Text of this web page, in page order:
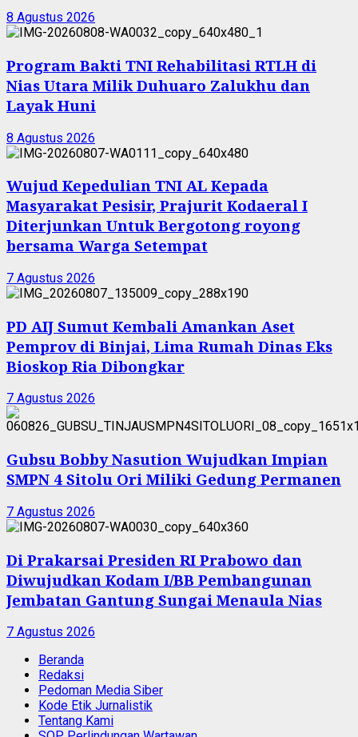
8 Agustus 2026
Program Bakti TNI Rehabilitasi RTLH di
Nias Utara Milik Duhuaro Zalukhu dan
Layak Huni
8 Agustus 2026
Wujud Kepedulian TNI AL Kepada
Masyarakat Pesisir, Prajurit Kodaeral I
Diterjunkan Untuk Bergotong royong
bersama Warga Setempat
7 Agustus 2026
PD AIJ Sumut Kembali Amankan Aset
Pemprov di Binjai, Lima Rumah Dinas Eks
Bioskop Ria Dibongkar
7 Agustus 2026
Gubsu Bobby Nasution Wujudkan Impian
SMPN 4 Sitolu Ori Miliki Gedung Permanen
7 Agustus 2026
Di Prakarsai Presiden RI Prabowo dan
Diwujudkan Kodam I/BB Pembangunan
Jembatan Gantung Sungai Menaula Nias
7 Agustus 2026
Beranda
Redaksi
Pedoman Media Siber
Kode Etik Jurnalistik
Tentang Kami